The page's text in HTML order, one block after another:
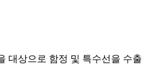
대상으로 함정 및 특수선을 수출